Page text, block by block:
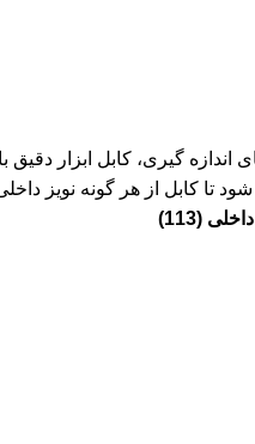
اندازه گیری، کابل ابزار
تا کابل از هر گونه نویز